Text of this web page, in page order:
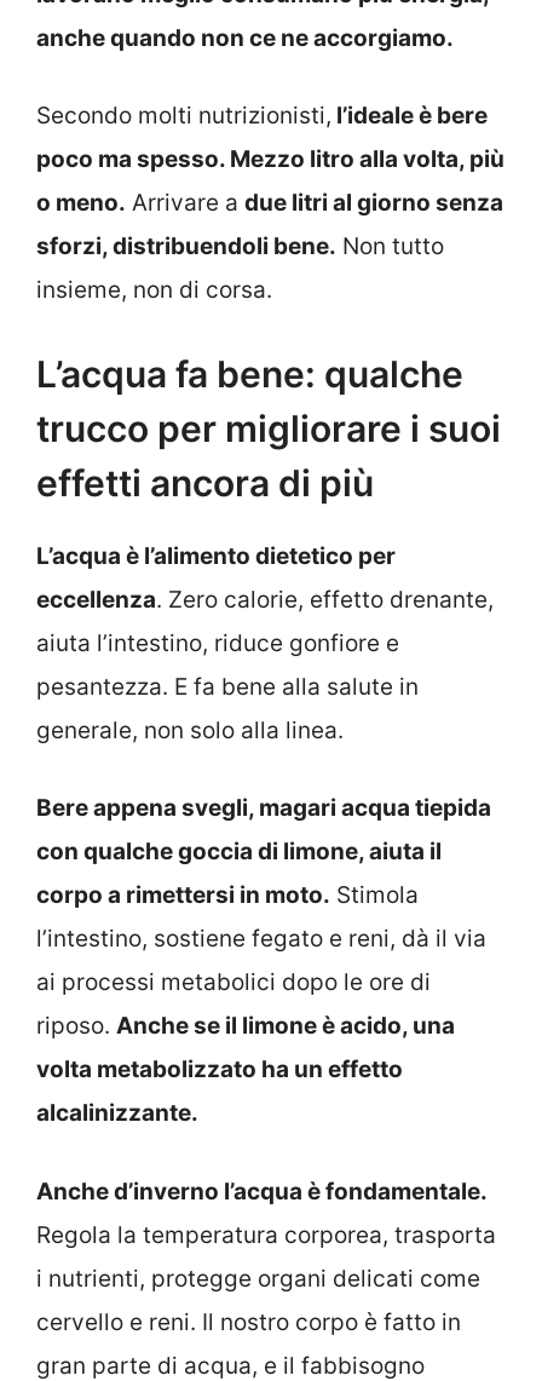
anche quando non ce ne accorgiamo.
Secondo molti nutrizionisti, l’ideale è bere
poco ma spesso. Mezzo litro alla volta, più
o meno. Arrivare a due litri al giorno senza
sforzi, distribuendoli bene. Non tutto
insieme, non di corsa.
L’acqua fa bene: qualche
trucco per migliorare i suoi
effetti ancora di più
L’acqua è l’alimento dietetico per
eccellenza. Zero calorie, effetto drenante,
aiuta l’intestino, riduce gonfiore e
pesantezza. E fa bene alla salute in
generale, non solo alla linea.
Bere appena svegli, magari acqua tiepida
con qualche goccia di limone, aiuta il
corpo a rimettersi in moto. Stimola
l’intestino, sostiene fegato e reni, dà il via
ai processi metabolici dopo le ore di
riposo. Anche se il limone è acido, una
volta metabolizzato ha un effetto
alcalinizzante.
Anche d’inverno l’acqua è fondamentale.
Regola la temperatura corporea, trasporta
i nutrienti, protegge organi delicati come
cervello e reni. Il nostro corpo è fatto in
gran parte di acqua, e il fabbisogno